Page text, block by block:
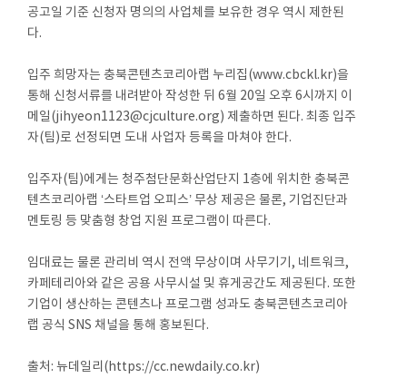
공고일 기준 신청자 명의의 사업체를 보유한 경우 역시 제한된
다.
입주 희망자는 충북콘텐츠코리아랩 누리집(www.cbckl.kr)을
통해 신청서류를 내려받아 작성한 뒤 6월 20일 오후 6시까지 이
메일(jihyeon1123@cjculture.org) 제출하면 된다. 최종 입주
자(팀)로 선정되면 도내 사업자 등록을 마쳐야 한다.
입주자(팀)에게는 청주첨단문화산업단지 1층에 위치한 충북콘
텐츠코리아랩 ‘스타트업 오피스’ 무상 제공은 물론, 기업진단과
멘토링 등 맞춤형 창업 지원 프로그램이 따른다.
임대료는 물론 관리비 역시 전액 무상이며 사무기기, 네트워크,
카페테리아와 같은 공용 사무시설 및 휴게공간도 제공된다. 또한
기업이 생산하는 콘텐츠나 프로그램 성과도 충북콘텐츠코리아
랩 공식 SNS 채널을 통해 홍보된다.
출처: 뉴데일리(https://cc.newdaily.co.kr)